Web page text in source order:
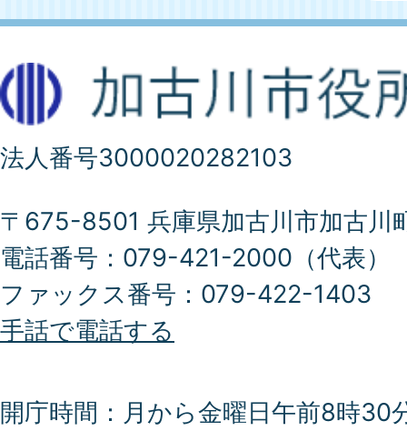
法人番号3000020282103
〒675-8501 兵庫県加古川市加古川
電話番号：079-421-2000（代表）
ファックス番号：079-422-1403
手話で電話する
開庁時間：月から金曜日午前8時30